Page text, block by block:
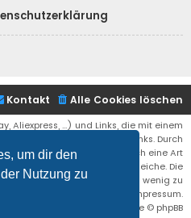
um dir den
Nutzung zu
Alle Cookies löschen
Kontakt
Aliexpress, ...) und Links, die mit einem
um sogenannte Affiliate Links. Durch
einen Affiliate Link erhälte ich eine Art
euch bleibt der Preis der gleiche. Die
für diese Webseite ein wenig zu
reduzieren. Siehe auch das Impressum.
® Forum Software © phpBB